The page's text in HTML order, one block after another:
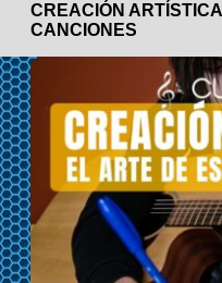
CREACIÓN
CANCIONES